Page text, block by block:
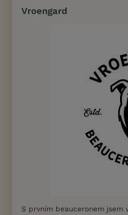
Vroengard
S prvním beauceronem jsem